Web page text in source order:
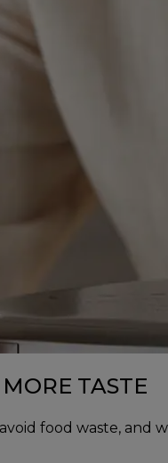
TASTE
food waste, and